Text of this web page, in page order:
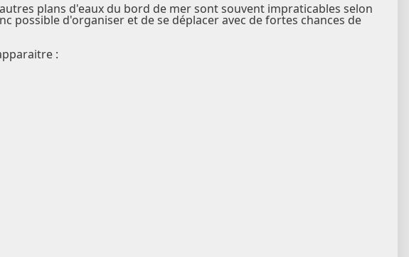
plans d'eaux du bord de mer sont souvent impraticables selon
possible d'organiser et de se déplacer avec de fortes chances de
: